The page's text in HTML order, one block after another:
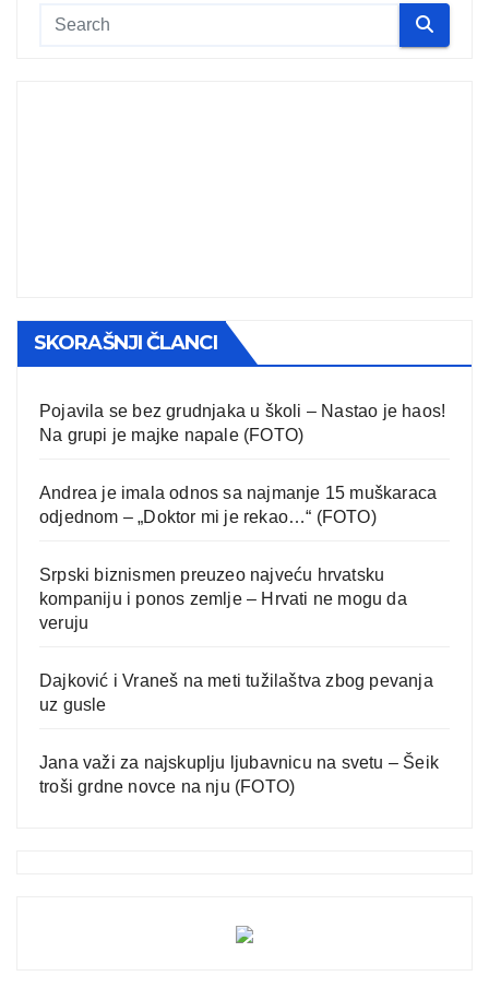
SKORAŠNJI ČLANCI
Pojavila se bez grudnjaka u školi – Nastao je haos!
Na grupi je majke napale (FOTO)
Andrea je imala odnos sa najmanje 15 muškaraca
odjednom – „Doktor mi je rekao…“ (FOTO)
Srpski biznismen preuzeo najveću hrvatsku
kompaniju i ponos zemlje – Hrvati ne mogu da
veruju
Dajković i Vraneš na meti tužilaštva zbog pevanja
uz gusle
Jana važi za najskuplju ljubavnicu na svetu – Šeik
troši grdne novce na nju (FOTO)